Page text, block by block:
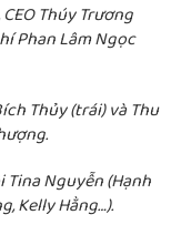
Thúy Trương
Phan Lâm Ngọc
Thủy (trái) và Thu
Nguyễn (Hạnh
Kelly Hằng…).